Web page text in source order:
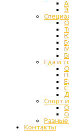
Еда и
Спорт
Разные
Контакты